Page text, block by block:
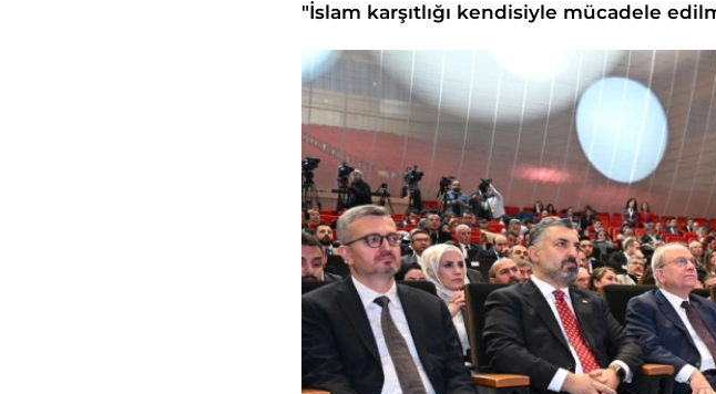
"İslam karşıtlığı kendisiyle mücadele